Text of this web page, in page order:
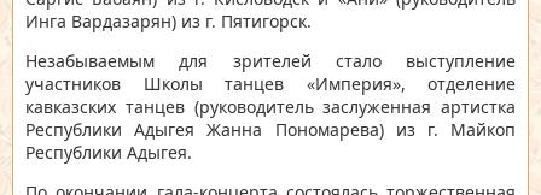
Инга Вардазарян) из г. Пятигорск.
Незабываемым для зрителей стало выступление
участников Школы танцев «Империя», отделение
кавказских танцев (руководитель заслуженная артистка
Республики Адыгея Жанна Пономарева) из г. Майкоп
Республики Адыгея.